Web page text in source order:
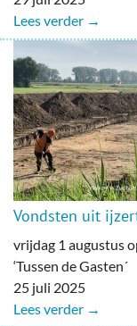
Lees verder →
Vondsten uit
vrijdag 1 augustus
‘Tussen de Gasten´
25 juli 2025
Lees verder →